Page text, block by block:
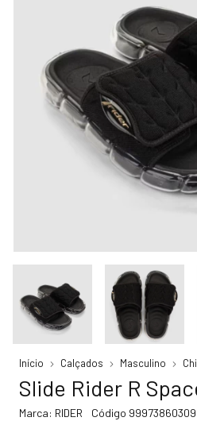
Início Calçados Masculino
Slide Rider R
Marca: RIDER Código